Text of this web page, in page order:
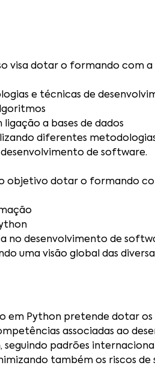
visa dotar o formando com a
e técnicas de
a bases de dados
diferentes
de software.
objetivo dotar o formando
no desenvolvimento de
uma visão global das
em Python pretende dotar os
associadas ao
seguindo padrões
também os riscos de